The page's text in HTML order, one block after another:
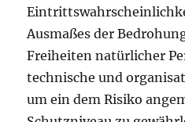
Ausmaßes der
Freiheiten natürlicher
technische und
um ein dem Risiko